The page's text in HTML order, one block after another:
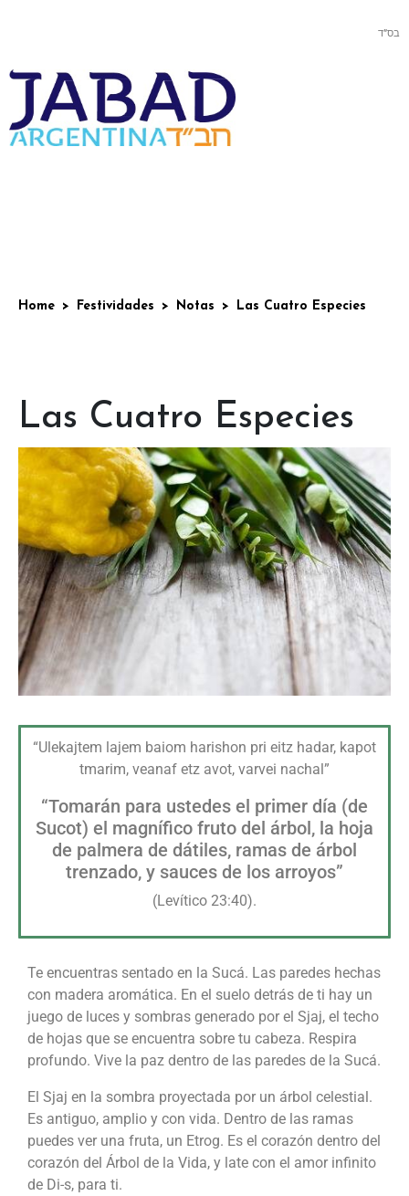
בס”ד
Home Festividades Notas Las Cuatro Especies
Las Cuatro Especies
“Ulekajtem lajem baiom harishon pri eitz hadar, kapot
tmarim, veanaf etz avot, varvei nachal”
“Tomarán para ustedes el primer día (de
Sucot) el magnífico fruto del árbol, la hoja
de palmera de dátiles, ramas de árbol
trenzado, y sauces de los arroyos”
(Levítico 23:40).
Te encuentras sentado en la Sucá. Las paredes hechas
con madera aromática. En el suelo detrás de ti hay un
juego de luces y sombras generado por el Sjaj, el techo
de hojas que se encuentra sobre tu cabeza. Respira
profundo. Vive la paz dentro de las paredes de la Sucá.
El Sjaj en la sombra proyectada por un árbol celestial.
Es antiguo, amplio y con vida. Dentro de las ramas
puedes ver una fruta, un Etrog. Es el corazón dentro del
corazón del Árbol de la Vida, y late con el amor infinito
de Di-s, para ti.